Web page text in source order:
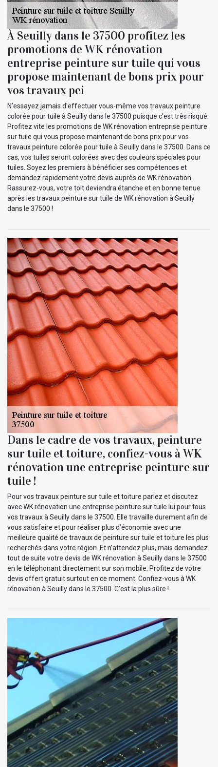
À Seuilly dans le 37500 profitez les
promotions de WK rénovation
entreprise peinture sur tuile qui vous
propose maintenant de bons prix pour
vos travaux pei
N’essayez jamais d'effectuer vous-même vos travaux peinture
colorée pour tuile à Seuilly dans le 37500 puisque c’est très risqué.
Profitez vite les promotions de WK rénovation entreprise peinture
sur tuile qui vous propose maintenant de bons prix pour vos
travaux peinture colorée pour tuile à Seuilly dans le 37500. Dans ce
cas, vos tuiles seront colorées avec des couleurs spéciales pour
tuiles. Soyez les premiers à bénéficier ses compétences et
demandez rapidement votre devis auprès de WK rénovation.
Rassurez-vous, votre toit deviendra étanche et en bonne tenue
après les travaux peinture sur tuile de WK rénovation à Seuilly
dans le 37500 !
Dans le cadre de vos travaux, peinture
sur tuile et toiture, confiez-vous à WK
rénovation une entreprise peinture sur
tuile !
Pour vos travaux peinture sur tuile et toiture parlez et discutez
avec WK rénovation une entreprise peinture sur tuile lui pour tous
vos travaux à Seuilly dans le 37500. Elle travaille durement afin de
vous satisfaire et pour réaliser plus d’économie avec une
meilleure qualité de travaux de peinture sur tuile et toiture les plus
recherchés dans votre région. Et n’attendez plus, mais demandez
tout de suite votre devis de WK rénovation à Seuilly dans le 37500
en le téléphonant directement sur son mobile. Profitez de votre
devis offert gratuit surtout en ce moment. Confiez-vous à WK
rénovation à Seuilly dans le 37500. C’est la plus sûre !